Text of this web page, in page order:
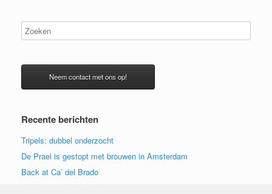
Neem contact met ons op!
Recente berichten
Tripels: dubbel onderzocht
De Prael is gestopt met brouwen in Amsterdam
Back at Ca’ del Brado